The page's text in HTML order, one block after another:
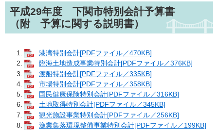
平成29年度 下関市特別会計予算書
（附 予算に関する説明書）
港湾特別会計[PDFファイル／470KB]
臨海土地造成事業特別会計[PDFファイル／376KB]
渡船特別会計[PDFファイル／335KB]
市場特別会計[PDFファイル／358KB]
国民健康保険特別会計[PDFファイル／316KB]
土地取得特別会計[PDFファイル／345KB]
観光施設事業特別会計[PDFファイル／256KB]
漁業集落環境整備事業特別会計[PDFファイル／199KB]